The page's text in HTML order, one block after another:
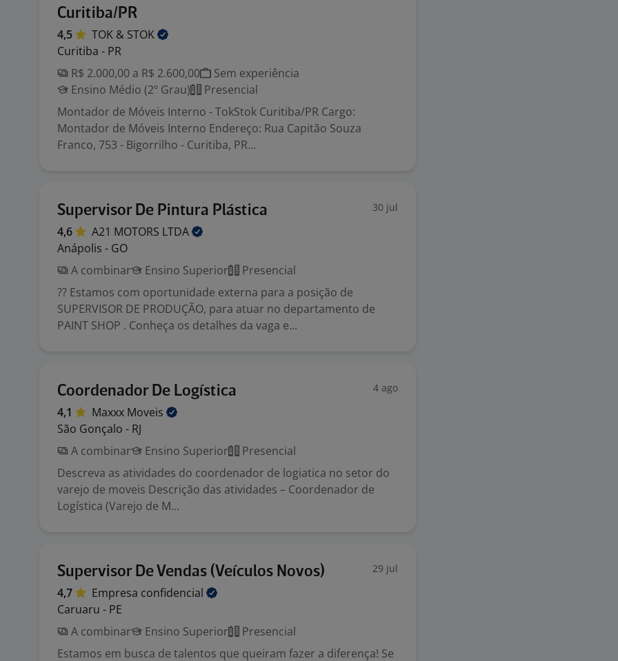
Curitiba/PR
4,5 TOK & STOK
Curitiba - PR
R$ 2.000,00 a R$ 2.600,00
Sem experiência
Ensino Médio (2º Grau)
Presencial
Montador de Móveis Interno - TokStok Curitiba/PR Cargo:
Montador de Móveis Interno Endereço: Rua Capitão Souza
Franco, 753 - Bigorrilho - Curitiba, PR...
Supervisor De Pintura Plástica 30 jul
4,6 A21 MOTORS LTDA
Anápolis - GO
A combinar
Ensino Superior
Presencial
?? Estamos com oportunidade externa para a posição de
SUPERVISOR DE PRODUÇÃO, para atuar no departamento de
PAINT SHOP . Conheça os detalhes da vaga e...
Coordenador De Logística 4 ago
4,1 Maxxx Moveis
São Gonçalo - RJ
A combinar
Ensino Superior
Presencial
Descreva as atividades do coordenador de logiatica no setor do
varejo de moveis Descrição das atividades – Coordenador de
Logística (Varejo de M...
Supervisor De Vendas (Veículos Novos) 29 jul
4,7 Empresa confidencial
Caruaru - PE
A combinar
Ensino Superior
Presencial
Estamos em busca de talentos que queiram fazer a diferença! Se